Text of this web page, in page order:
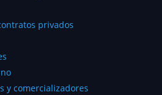
privados
y comercializadores